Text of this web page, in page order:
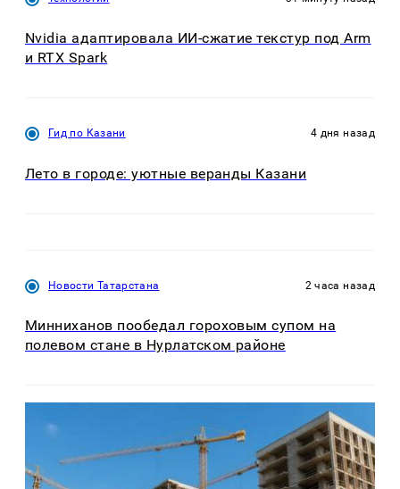
Nvidia адаптировала ИИ-сжатие текстур под Arm
и RTX Spark
Гид по Казани 4 дня назад
Лето в городе: уютные веранды Казани
Новости Татарстана 2 часа назад
Минниханов пообедал гороховым супом на
полевом стане в Нурлатском районе